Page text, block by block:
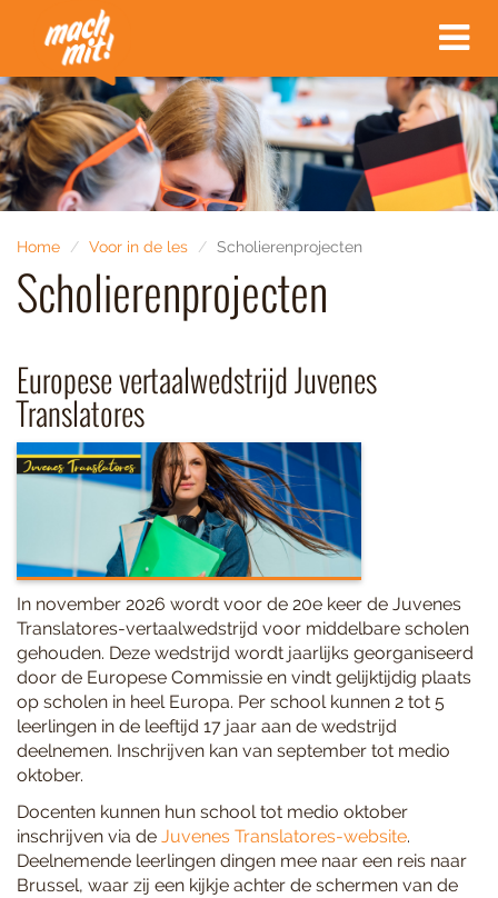
Toggle
Home Voor in de les Scholierenprojecten
Scholierenprojecten
Europese vertaalwedstrijd Juvenes
Translatores
In november 2026 wordt voor de 20e keer de Juvenes
Translatores-vertaalwedstrijd voor middelbare scholen
gehouden. Deze wedstrijd wordt jaarlijks georganiseerd
door de Europese Commissie en vindt gelijktijdig plaats
op scholen in heel Europa. Per school kunnen 2 tot 5
leerlingen in de leeftijd 17 jaar aan de wedstrijd
deelnemen. Inschrijven kan van september tot medio
oktober.
Docenten kunnen hun school tot medio oktober
inschrijven via de Juvenes Translatores-website.
Deelnemende leerlingen dingen mee naar een reis naar
Brussel, waar zij een kijkje achter de schermen van de